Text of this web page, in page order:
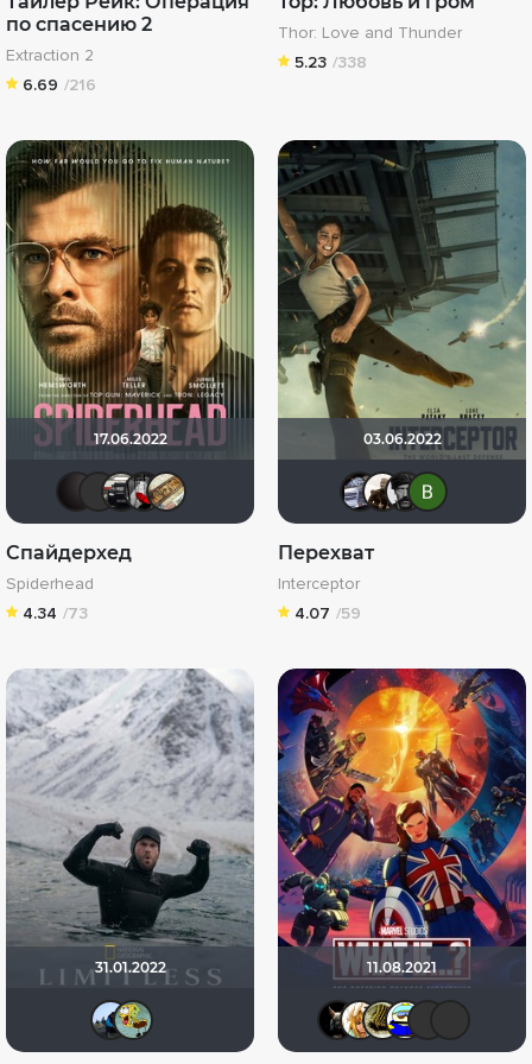
по спасению 2
Extraction 2
6.69 /216
Thor: Love and Thunder
5.23 /338
17.06.2022
V@dyanza_toboy_uzhe_vyehali
Мышь Белая
Спайдерхед
Spiderhead
4.34 /73
03.06.2022
Перехват
Interceptor
4.07 /59
31.01.2022 11.08.2021
loki86